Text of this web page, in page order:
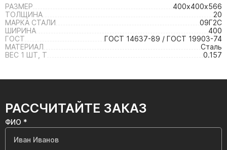
РАЗМЕР
400х400х566
ТОЛЩИНА
20
МАРКА СТАЛИ
09Г2С
ШИРИНА
400
ГОСТ
ГОСТ 14637-89 / ГОСТ 19903-74
МАТЕРИАЛ
Сталь
ВЕС 1 ШТ, Т
0.157
РАССЧИТАЙТЕ ЗАКАЗ
ФИО *